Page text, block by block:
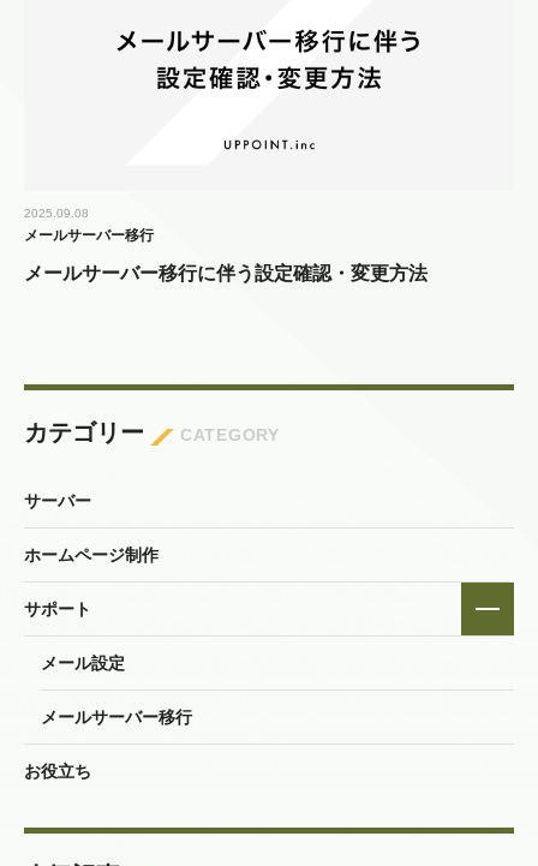
2025.09.08
メールサーバー移行
メールサーバー移行に伴う設定確認・変更方法
カテゴリー CATEGORY
サーバー
ホームページ制作
サポート
メール設定
メールサーバー移行
お役立ち